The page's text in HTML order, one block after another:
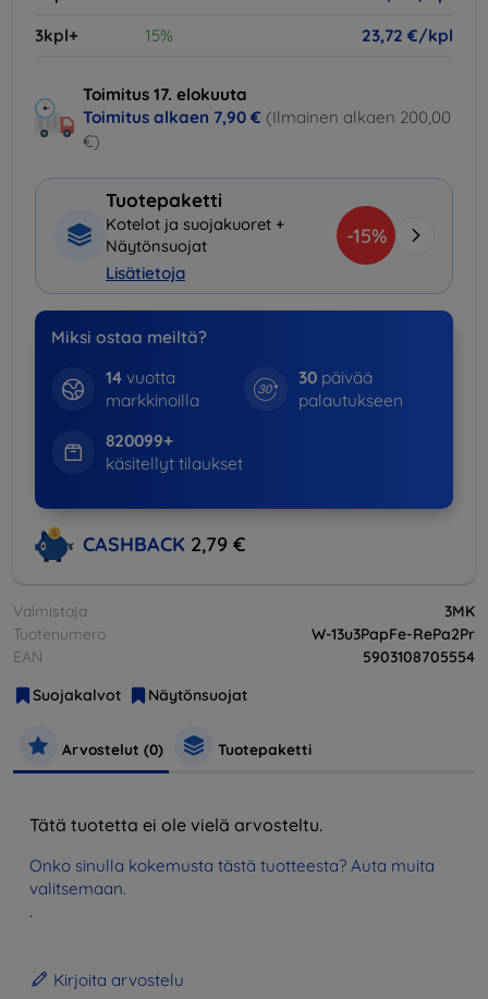
3kpl+
15% 23,72 €/kpl
Toimitus 17. elokuuta
Toimitus alkaen 7,90 € (Ilmainen alkaen 200,00
€)
Tuotepaketti
Kotelot ja suojakuoret +
Näytönsuojat
Lisätietoja
-15%
Miksi ostaa meiltä?
14vuotta
markkinoilla
30 päivää
palautukseen
820099+
käsitellyt tilaukset
CASHBACK 2,79 €
Valmistaja
3MK
Tuotenumero
W-13u3PapFe-RePa2Pr
EAN
5903108705554
Suojakalvot
Näytönsuojat
Arvostelut (0) Tuotepaketti
Tätä tuotetta ei ole vielä arvosteltu.
Onko sinulla kokemusta tästä tuotteesta? Auta muita
valitsemaan.
.
Kirjoita arvostelu